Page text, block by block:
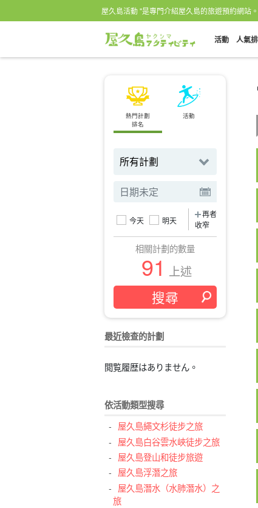
屋久島活動 "是專門介紹屋久島的旅遊預約網站。
活動 人氣
熱門計劃
排名
活動
今天 明天
再者
收窄
相關計劃的數量
91 上述
最近檢查的計劃
閲覧履歴はありません。
依活動類型搜尋
屋久島繩文杉徒步之旅
屋久島白谷雲水峽徒步之旅
屋久島登山和徒步旅遊
屋久島浮潛之旅
屋久島潛水（水肺潛水）之
旅